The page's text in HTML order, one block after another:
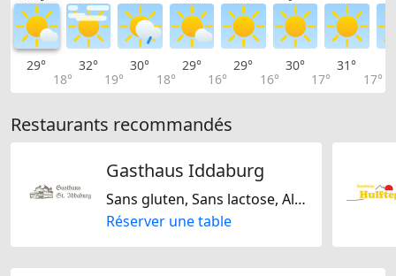
29°
18°
32°
19°
30°
18°
29°
16°
29°
16°
30°
17°
31°
17°
Restaurants recommandés
Gasthaus Iddaburg
Sans gluten, Sans lactose, Allemande, Autrichienne, Suisse
Réserver une table